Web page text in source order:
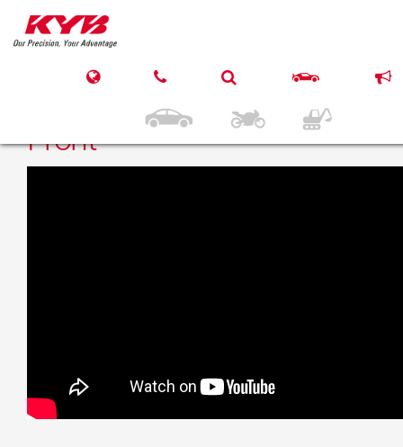
21. Juni 2018
KYB NISSAN Fair Lady /
280 ZX / 300 ZX / 350 ZX
Front